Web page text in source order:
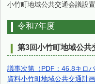
小竹町地域公共交通会議設
令和7年度
第3回小竹町地域公共
議事次第（PDF：46.8キロ
資料小竹町地域公共交通計